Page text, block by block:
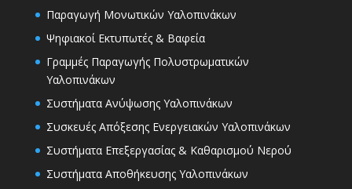
Παραγωγή Μονωτικών Υαλοπινάκων
Ψηφιακοί Εκτυπωτές & Βαφεία
Γραμμές Παραγωγής Πολυστρωματικών
Υαλοπινάκων
Συστήματα Ανύψωσης Υαλοπινάκων
Συσκευές Απόξεσης Ενεργειακών Υαλοπινάκων
Συστήματα Επεξεργασίας & Καθαρισμού Νερού
Συστήματα Αποθήκευσης Υαλοπινάκων